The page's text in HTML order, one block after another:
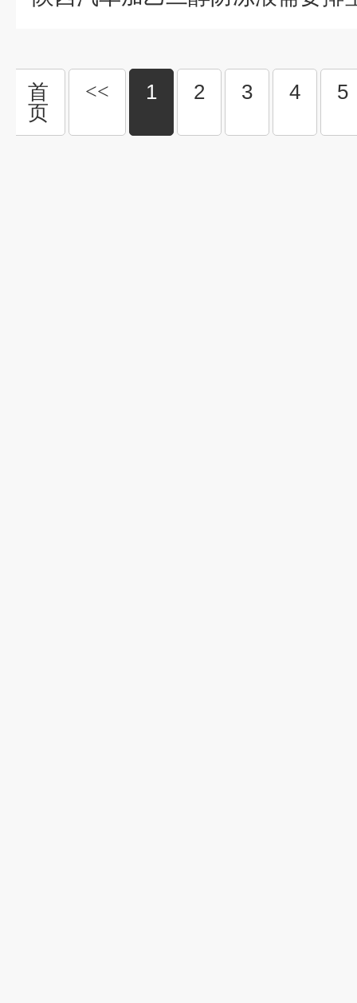
首
页
<< 1 2 3 4 5